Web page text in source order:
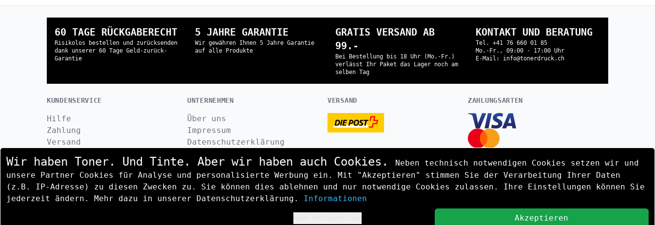
60 TAGE RÜCKGABERECHT
Risikolos bestellen und zurücksenden
dank unserer 60 Tage Geld-zurück-
Garantie
5 JAHRE GARANTIE
Wir gewähren Ihnen 5 Jahre Garantie
auf alle Produkte
GRATIS VERSAND AB
99.-
Bei Bestellung bis 18 Uhr (Mo.-Fr.)
verlässt Ihr Paket das Lager noch am
selben Tag
KONTAKT UND BERATUNG
Tel. +41 76 660 01 85
Mo.-Fr., 09:00 - 17:00 Uhr
E-Mail: info@tonerdruck.ch
KUNDENSERVICE
Hilfe
Zahlung
Versand
Erstattung
FAQ
UNTERNEHMEN
Über uns
Impressum
Datenschutzerklärung
AGB
VERSAND ZAHLUNGSARTEN
!
Wir haben Toner. Und Tinte. Aber wir haben auch Cookies.
Neben technisch notwendigen Cookies setzen wir und
unsere Partner Cookies für Analyse und personalisierte Werbung ein. Mit "Akzeptieren" stimmen Sie der Verarbeitung Ihrer Daten
(z.B. IP-Adresse) zu diesen Zwecken zu. Sie können dies ablehnen und nur notwendige Cookies zulassen. Ihre Einstellungen können Sie
jederzeit ändern. Mehr dazu in unserer Datenschutzerklärung.
Informationen
Akzeptieren